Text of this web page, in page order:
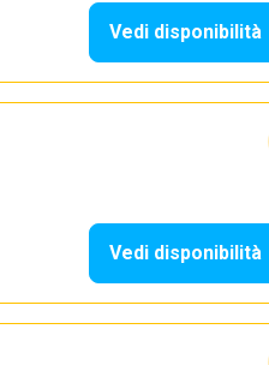
Vedi disponibilità
Vedi disponibilità